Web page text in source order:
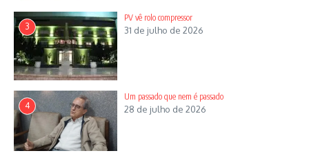
Saúde.
_ O caminho para a redução substancial de mortes é a estrita
obediência às orientações estabelecidas pela Organização
Mundial de Saúde, a OMS.
Quem tiver os sintomas como gripe, dor de cabeça, náusea,
diarreia, febre, perda do olfato, falta de ar o caminho é
procurar orientação médica, afirma. Pesquisas apontam
resultados positivos com a associação, nos primeiros dias,
3
PV vê rolo compressor
31 de julho de 2026
4
Um passado que nem é passado
28 de julho de 2026